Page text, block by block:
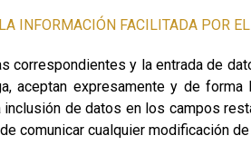
INFORMACIÓN FACILITADA POR
correspondientes y la entrada de
aceptan expresamente y de
de datos en los campos
comunicar cualquier modificación